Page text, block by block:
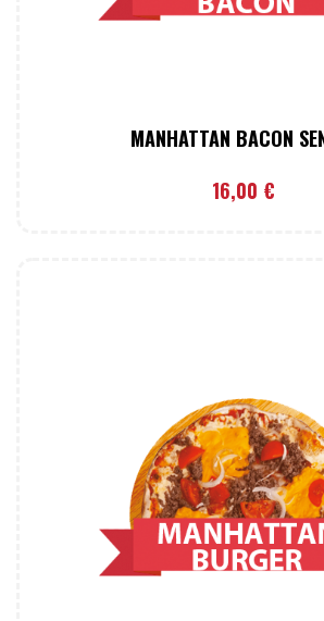
MANHATTAN BACON
16,00 €